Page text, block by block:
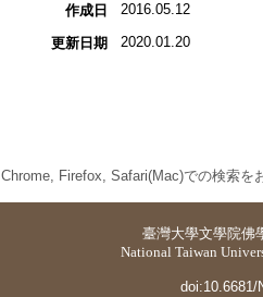
作成日 2016.05.12
更新日期 2020.01.20
Chrome, Firefox, Safari(Mac)での検索を
臺灣大學文學院佛
National Taiwan
doi:10.6681/